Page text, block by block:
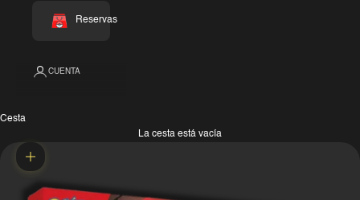
Reservas
CUENTA
Cesta
La cesta está vacía
Zoom